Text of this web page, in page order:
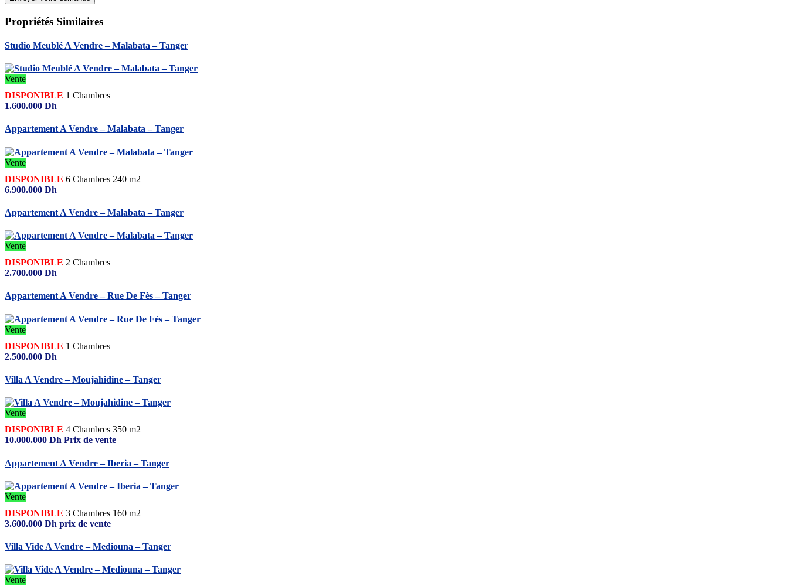
Propriétés Similaires
Studio Meublé A Vendre – Malabata – Tanger
Vente
DISPONIBLE 1 Chambres
1.600.000 Dh
Appartement A Vendre – Malabata – Tanger
Vente
DISPONIBLE 6 Chambres 240 m2
6.900.000 Dh
Appartement A Vendre – Malabata – Tanger
Vente
DISPONIBLE 2 Chambres
2.700.000 Dh
Appartement A Vendre – Rue De Fès – Tanger
Vente
DISPONIBLE 1 Chambres
2.500.000 Dh
Villa A Vendre – Moujahidine – Tanger
Vente
DISPONIBLE 4 Chambres 350 m2
10.000.000 Dh Prix de vente
Appartement A Vendre – Iberia – Tanger
Vente
DISPONIBLE 3 Chambres 160 m2
3.600.000 Dh prix de vente
Villa Vide A Vendre – Mediouna – Tanger
Vente